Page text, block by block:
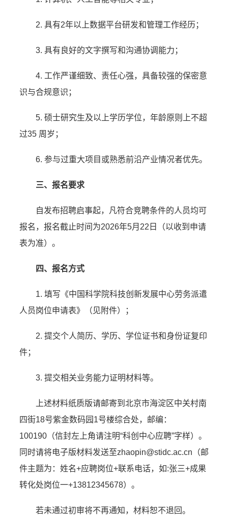
2. 具有2年以上数据平台研发和管理工作经历；
3. 具有良好的文字撰写和沟通协调能力；
4. 工作严谨细致、责任心强，具备较强的保密意
识与合规意识；
5. 硕士研究生及以上学历学位，年龄原则上不超
过35 周岁；
6. 参与过重大项目或熟悉前沿产业情况者优先。
三、报名要求
自发布招聘启事起，凡符合竞聘条件的人员均可
报名，报名截止时间为2026年5月22日（以收到申请
表为准）。
四、报名方式
1. 填写《中国科学院科技创新发展中心劳务派遣
人员岗位申请表》（见附件）；
2. 提交个人简历、学历、学位证书和身份证复印
件；
3. 提交相关业务能力证明材料等。
上述材料纸质版请邮寄到北京市海淀区中关村南
四街18号紫金数码园1号楼综合处，邮编：
100190（信封左上角请注明“科创中心应聘”字样）。
同时请将电子版材料发送至zhaopin@stidc.ac.cn（邮
件主题为：姓名+应聘岗位+联系电话，如:张三+成果
转化处岗位一+13812345678）。
若未通过初审将不再通知，材料恕不退回。